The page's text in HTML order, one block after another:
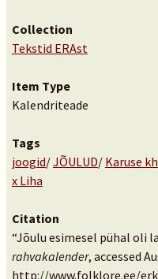
Collection
Tekstid ERAst
Item Type
Kalendriteade
Tags
joogid/JÕULUD/ Karuse
x Liha
Citation
“Jõulu esimesel pühal oli
rahvakalender, accessed
http://www.folklore.ee/